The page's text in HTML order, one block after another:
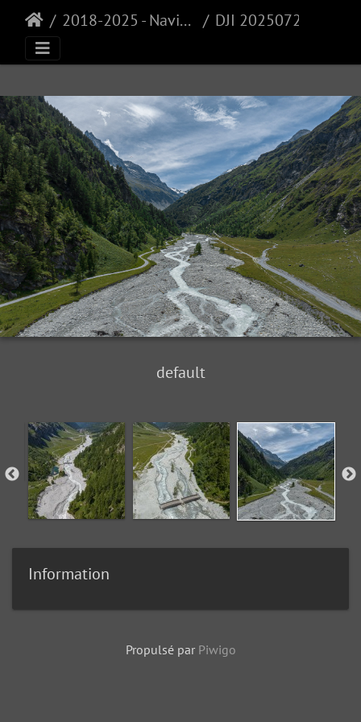
2018-2025 - Navisence
default
Information
Propulsé par Piwigo